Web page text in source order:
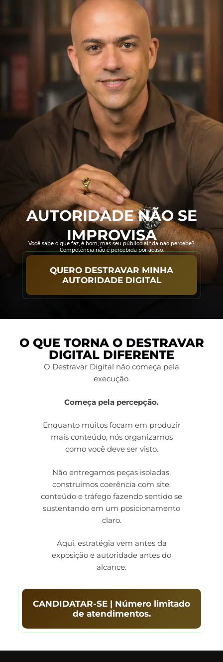
Destravar Digital é um processo de reposicionamento
estratégico para construir autoridade digital com clareza,
estrutura e execução guiada. Destravar Digital é um processo
de reposicionamento estratégico para construir autoridade
digital com clareza, estrutura e execução guiada. Destravar
Digital é um processo de reposicionamento estratégico para
construir autoridade digital com clareza, estrutura e execução
AUTORIDADE NÃO SE
IMPROVISA
Você sabe o que faz, é bom, mas seu público ainda não percebe?
Competência não é percebida por acaso.
QUERO DESTRAVAR MINHA
AUTORIDADE DIGITAL
O QUE TORNA O DESTRAVAR
DIGITAL DIFERENTE
O Destravar Digital não começa pela
execução.
Começa pela percepção.
Enquanto muitos focam em produzir
mais conteúdo, nós organizamos
como você deve ser visto.
Não entregamos peças isoladas,
construímos coerência com site,
conteúdo e tráfego fazendo sentido se
sustentando em um posicionamento
claro.
Aqui, estratégia vem antes da
exposição e autoridade antes do
alcance.
CANDIDATAR-SE | Número limitado
de atendimentos.